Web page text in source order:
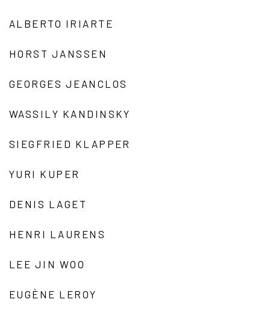
ALBERTO IRIARTE
HORST JANSSEN
GEORGES JEANCLOS
WASSILY KANDINSKY
SIEGFRIED KLAPPER
YURI KUPER
DENIS LAGET
HENRI LAURENS
LEE JIN WOO
EUGÈNE LEROY